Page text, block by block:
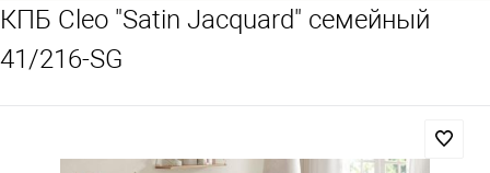
КПБ Cleo "Satin Jacquard" семейный
41/216-SG